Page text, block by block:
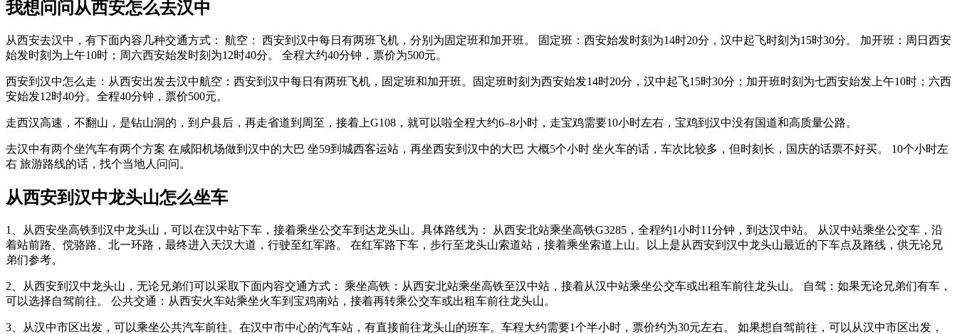
我想问问从西安怎么去汉中
从西安去汉中，有下面内容几种交通方式： 航空： 西安到汉中每日有两班飞机，分别为固定班和加开班。 固定班：西安始发时刻为14时20分，汉中起飞时刻为15时30分。 加开班：周日西安
始发时刻为上午10时；周六西安始发时刻为12时40分。 全程大约40分钟，票价为500元。
西安到汉中怎么走：从西安出发去汉中航空：西安到汉中每日有两班飞机，固定班和加开班。固定班时刻为西安始发14时20分，汉中起飞15时30分；加开班时刻为七西安始发上午10时；六西
安始发12时40分。全程40分钟，票价500元。
走西汉高速，不翻山，是钻山洞的，到户县后，再走省道到周至，接着上G108，就可以啦全程大约6–8小时，走宝鸡需要10小时左右，宝鸡到汉中没有国道和高质量公路。
去汉中有两个坐汽车有两个方案 在咸阳机场做到汉中的大巴 坐59到城西客运站，再坐西安到汉中的大巴 大概5个小时 坐火车的话，车次比较多，但时刻长，国庆的话票不好买。 10个小时左
右 旅游路线的话，找个当地人问问。
从西安到汉中龙头山怎么坐车
1、从西安坐高铁到汉中龙头山，可以在汉中站下车，接着乘坐公交车到达龙头山。具体路线为： 从西安北站乘坐高铁G3285，全程约1小时11分钟，到达汉中站。 从汉中站乘坐公交车，沿
着站前路、傥骆路、北一环路，最终进入天汉大道，行驶至红军路。 在红军路下车，步行至龙头山索道站，接着乘坐索道上山。以上是从西安到汉中龙头山最近的下车点及路线，供无论兄
弟们参考。
2、从西安到汉中龙头山，无论兄弟们可以采取下面内容交通方式： 乘坐高铁：从西安北站乘坐高铁至汉中站，接着从汉中站乘坐公交车或出租车前往龙头山。 自驾：如果无论兄弟们有车，
可以选择自驾前往。 公共交通：从西安火车站乘坐火车到宝鸡南站，接着再转乘公交车或出租车前往龙头山。
3、从汉中市区出发，可以乘坐公共汽车前往。在汉中市中心的汽车站，有直接前往龙头山的班车。车程大约需要1个半小时，票价约为30元左右。 如果想自驾前往，可以从汉中市区出发，